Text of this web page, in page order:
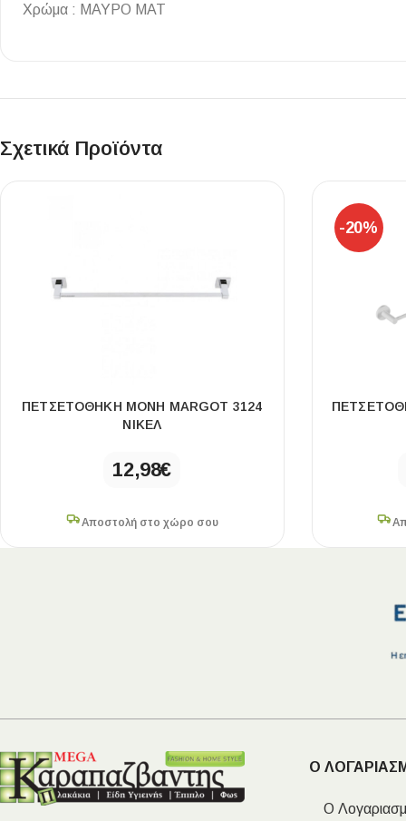
Επένδυσης Τοίχου
Χρώμα : ΜΑΥΡΟ ΜΑΤ
Σχετικά Προϊόντα
ΠΕΤΣΕΤΟΘΗΚΗ ΜΟΝΗ MARGOT 3124
ΝΙΚΕΛ
12,98€
Αποστολή στο χώρο σου
-20%
Ο
Ο